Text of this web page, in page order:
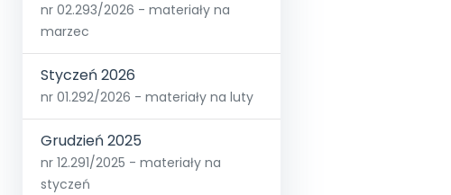
nr 02.293/2026 - materiały na
marzec
Styczeń 2026
nr 01.292/2026 - materiały na luty
Grudzień 2025
nr 12.291/2025 - materiały na
styczeń